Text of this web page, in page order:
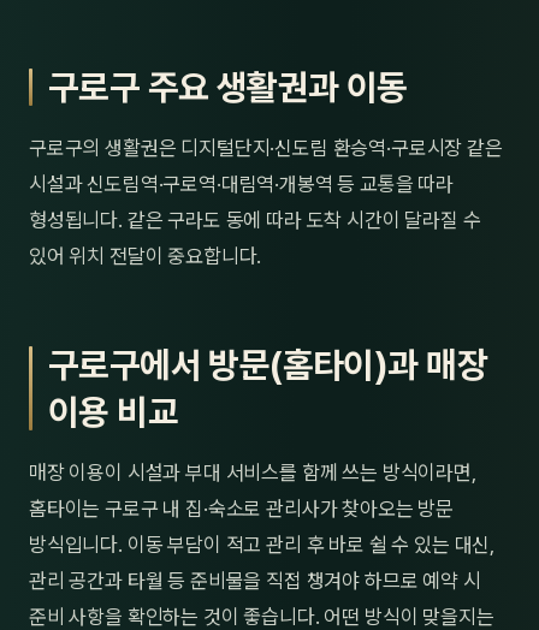
구로구 주요 생활권과 이동
구로구의 생활권은 디지털단지·신도림 환승역·구로시장 같은
시설과 신도림역·구로역·대림역·개봉역 등 교통을 따라
형성됩니다. 같은 구라도 동에 따라 도착 시간이 달라질 수
있어 위치 전달이 중요합니다.
구로구에서 방문(홈타이)과 매장
이용 비교
매장 이용이 시설과 부대 서비스를 함께 쓰는 방식이라면,
홈타이는 구로구 내 집·숙소로 관리사가 찾아오는 방문
방식입니다. 이동 부담이 적고 관리 후 바로 쉴 수 있는 대신,
관리 공간과 타월 등 준비물을 직접 챙겨야 하므로 예약 시
준비 사항을 확인하는 것이 좋습니다. 어떤 방식이 맞을지는